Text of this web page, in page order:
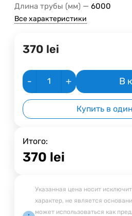
Длина трубы (мм) — 6000
Все характеристики
370 lei
- + В
Купить в
Итого:
370 lei
Указанная цена носит
характер, не является
может использоваться как